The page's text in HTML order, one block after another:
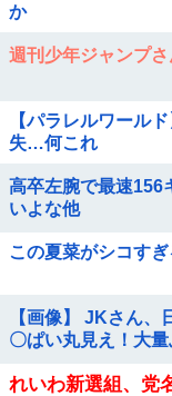
か
週刊少年ジャンプ
【パラレルワール
失…何これ
高卒左腕で最速156
いよな他
この夏菜がシコす
【画像】 JKさん、
〇ぱい丸見え！大
れいわ新選組、